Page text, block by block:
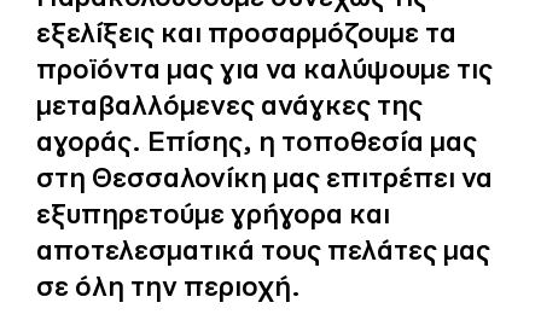
εξελίξεις και προσαρμόζουμε τα
προϊόντα μας για να καλύψουμε τις
μεταβαλλόμενες ανάγκες της
αγοράς. Επίσης, η τοποθεσία μας
στη Θεσσαλονίκη μας επιτρέπει να
εξυπηρετούμε γρήγορα και
αποτελεσματικά τους πελάτες μας
σε όλη την περιοχή.